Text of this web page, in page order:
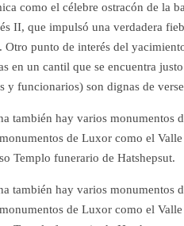
como el célebre ostracón de la
II, que impulsó una verdadera
Otro punto de interés del
en un cantil que se encuentra
y funcionarios) son dignas de
también hay varios monumentos
de Luxor como el
Templo funerario de Hatshepsut.
también hay varios monumentos
de Luxor como el